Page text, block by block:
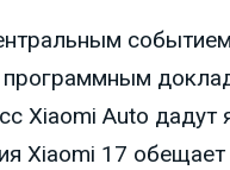
программным
Xiaomi Auto дадут
Xiaomi 17